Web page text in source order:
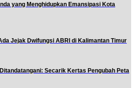
yang Menghidupkan Emansipasi Kota
Jejak Dwifungsi ABRI di Kalimantan Timur
Secarik Kertas Pengubah Peta